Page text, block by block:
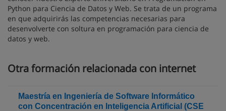
Python para Ciencia de Datos y Web. Se trata de un programa
en que adquirirás las competencias necesarias para
desenvolverte con soltura en programación para ciencia de
datos y web.
Otra formación relacionada con internet
Maestría en Ingeniería de Software Informático
con Concentración en Inteligencia Artificial (CSE